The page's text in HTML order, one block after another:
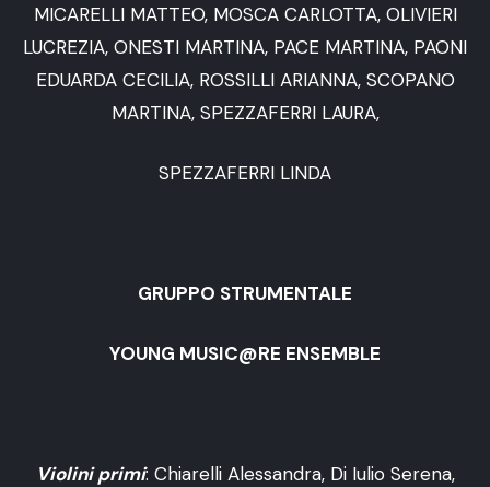
MICARELLI MATTEO, MOSCA CARLOTTA, OLIVIERI
LUCREZIA, ONESTI MARTINA, PACE MARTINA, PAONI
EDUARDA CECILIA, ROSSILLI ARIANNA, SCOPANO
MARTINA, SPEZZAFERRI LAURA,
SPEZZAFERRI LINDA
GRUPPO STRUMENTALE
YOUNG MUSIC@RE ENSEMBLE
Violini primi: Chiarelli Alessandra, Di Iulio Serena,